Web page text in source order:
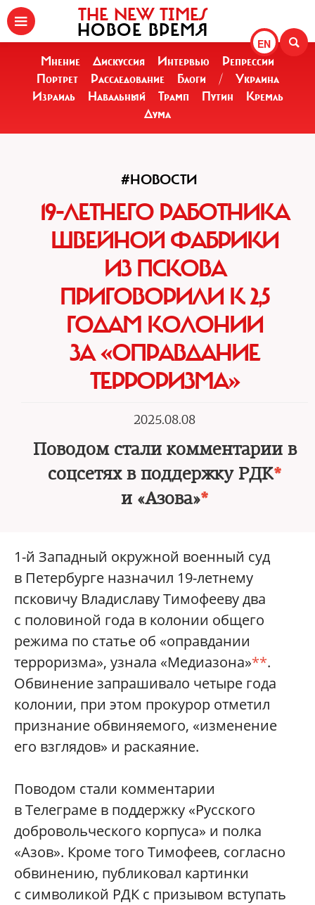
EN
THE NEW TIMES
НОВОЕ ВРЕМЯ
Мнение Дискуссия Интервью
Репрессии
Портрет
Расследование Блоги /
Украина
Израиль
Навальный Трамп Путин
Кремль
Дума
#НОВОСТИ
19-ЛЕТНЕГО РАБОТНИКА
ШВЕЙНОЙ ФАБРИКИ
ИЗ ПСКОВА
ПРИГОВОРИЛИ К 2,5
ГОДАМ КОЛОНИИ
ЗА «ОПРАВДАНИЕ
ТЕРРОРИЗМА»
2025.08.08
Поводом стали комментарии в
соцсетях в поддержку РДК*
и «Азова»*
1-й Западный окружной военный суд
в Петербурге назначил 19-летнему
псковичу Владиславу Тимофееву два
с половиной года в колонии общего
режима по статье об «оправдании
терроризма», узнала «Медиазона»**.
Обвинение запрашивало четыре года
колонии, при этом прокурор отметил
признание обвиняемого, «изменение
его взглядов» и раскаяние.
Поводом стали комментарии
в Телеграме в поддержку «Русского
добровольческого корпуса» и полка
«Азов». Кроме того Тимофеев, согласно
обвинению, публиковал картинки
с символикой РДК с призывом вступать